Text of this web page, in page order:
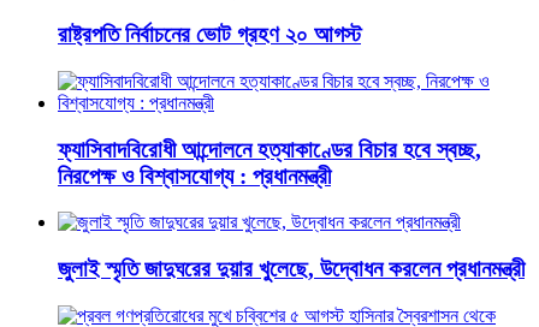
রাষ্ট্রপতি নির্বাচনের ভোট গ্রহণ ২০ আগস্ট
ফ্যাসিবাদবিরোধী আন্দোলনে হত্যাকাণ্ডের বিচার হবে স্বচ্ছ,
নিরপেক্ষ ও বিশ্বাসযোগ্য : প্রধানমন্ত্রী
জুলাই স্মৃতি জাদুঘরের দুয়ার খুলেছে, উদ্বোধন করলেন প্রধানমন্ত্রী